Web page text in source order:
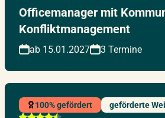
Officemanager mit
Konfliktmanagement
ab 15.01.2027 3 Termine
100% gefördert geförderte